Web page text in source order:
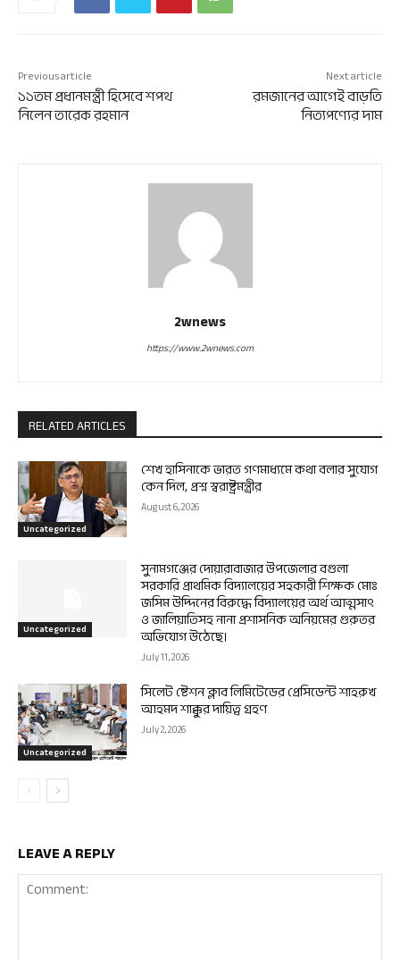
Previous article
১১তম প্রধানমন্ত্রী হিসেবে শপথ
নিলেন তারেক রহমান
Next article
রমজানের আগেই বাড়তি
নিত্যপণ্যের দাম
2wnews
https://www.2wnews.com
RELATED ARTICLES
Uncategorized
শেখ হাসিনাকে ভারত গণমাধ্যমে কথা বলার সুযোগ
কেন দিল, প্রশ্ন স্বরাষ্ট্রমন্ত্রীর
August 6, 2026
Uncategorized
সুনামগঞ্জের দোয়ারাবাজার উপজেলার বগুলা
সরকারি প্রাথমিক বিদ্যালয়ের সহকারী শিক্ষক মোঃ
জসিম উদ্দিনের বিরুদ্ধে বিদ্যালয়ের অর্থ আত্মসাৎ
ও জালিয়াতিসহ নানা প্রশাসনিক অনিয়মের গুরুতর
অভিযোগ উঠেছে।
July 11, 2026
Uncategorized
সিলেট ষ্টেশন ক্লাব লিমিটেডের প্রেসিডেন্ট শাহরুখ
আহমদ শাক্কুর দায়িত্ব গ্রহণ
July 2, 2026
LEAVE A REPLY